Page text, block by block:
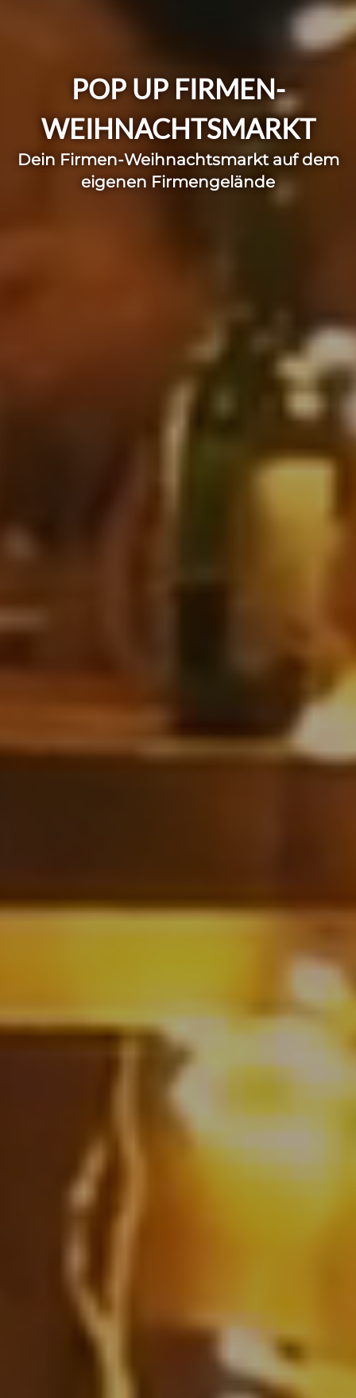
POP UP FIRMEN-
WEIHNACHTSMARKT
Dein Firmen-Weihnachtsmarkt auf dem
eigenen Firmengelände